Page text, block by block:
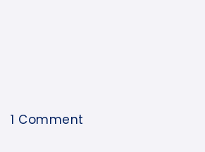
1 Comment